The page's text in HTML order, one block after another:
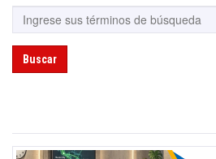
Buscar